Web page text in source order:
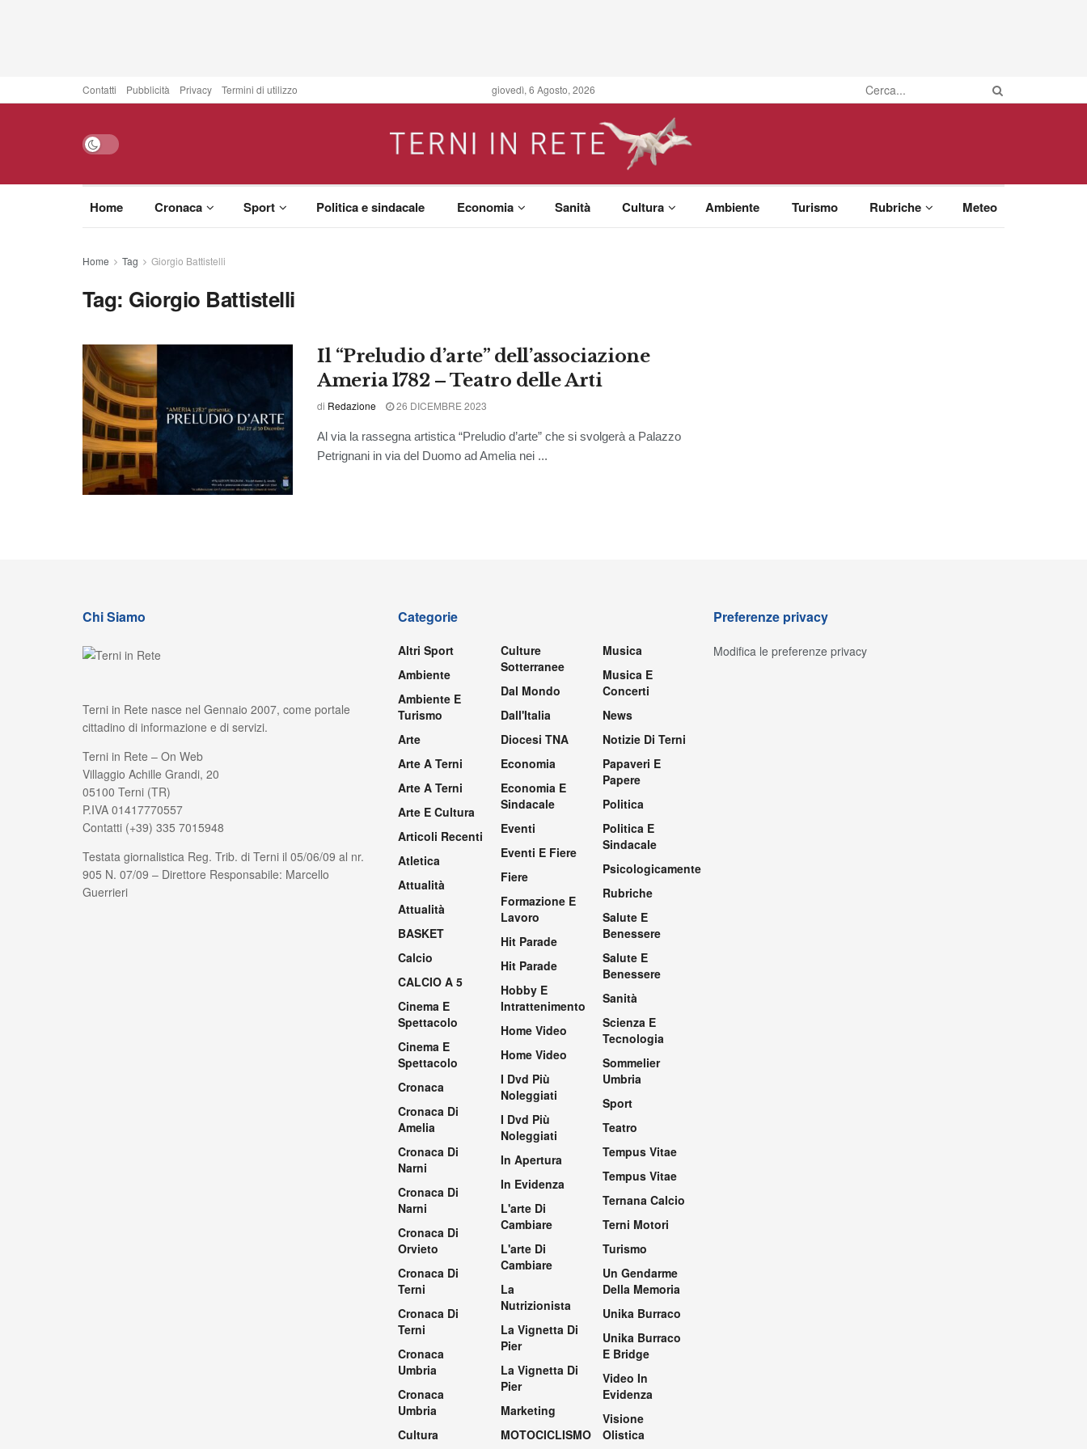
Contatti Pubblicità Privacy Termini di utilizzo giovedì, 6 Agosto, 2026
Home Cronaca Sport Politica e sindacale Economia Sanità Cultura Ambiente Turismo Rubriche Meteo
Home Tag Giorgio Battistelli
Tag: Giorgio Battistelli
Il “Preludio d’arte” dell’associazione
Ameria 1782 – Teatro delle Arti
di Redazione 26 DICEMBRE 2023
Al via la rassegna artistica “Preludio d’arte” che si svolgerà a Palazzo
Petrignani in via del Duomo ad Amelia nei ...
Chi Siamo
Terni in Rete nasce nel Gennaio 2007, come portale
cittadino di informazione e di servizi.
Terni in Rete – On Web
Villaggio Achille Grandi, 20
05100 Terni (TR)
P.IVA 01417770557
Contatti (+39) 335 7015948
Testata giornalistica Reg. Trib. di Terni il 05/06/09 al nr.
905 N. 07/09 – Direttore Responsabile: Marcello
Guerrieri
Categorie
Altri Sport
Ambiente
Ambiente E
Turismo
Arte
Arte A Terni
Arte A Terni
Arte E Cultura
Articoli Recenti
Atletica
Attualità
Attualità
BASKET
Calcio
CALCIO A 5
Cinema E
Spettacolo
Cinema E
Spettacolo
Cronaca
Cronaca Di
Amelia
Cronaca Di
Narni
Cronaca Di
Narni
Cronaca Di
Orvieto
Cronaca Di
Terni
Cronaca Di
Terni
Cronaca
Umbria
Cronaca
Umbria
Cultura
Culture
Sotterranee
Dal Mondo
Dall'Italia
Diocesi TNA
Economia
Economia E
Sindacale
Eventi
Eventi E Fiere
Fiere
Formazione E
Lavoro
Hit Parade
Hit Parade
Hobby E
Intrattenimento
Home Video
Home Video
I Dvd Più
Noleggiati
I Dvd Più
Noleggiati
In Apertura
In Evidenza
L'arte Di
Cambiare
L'arte Di
Cambiare
La
Nutrizionista
La Vignetta Di
Pier
La Vignetta Di
Pier
Marketing
MOTOCICLISMO
Musica
Musica E
Concerti
News
Notizie Di Terni
Papaveri E
Papere
Politica
Politica E
Sindacale
Psicologicamente
Rubriche
Salute E
Benessere
Salute E
Benessere
Sanità
Scienza E
Tecnologia
Sommelier
Umbria
Sport
Teatro
Tempus Vitae
Tempus Vitae
Ternana Calcio
Terni Motori
Turismo
Un Gendarme
Della Memoria
Unika Burraco
Unika Burraco
E Bridge
Video In
Evidenza
Visione
Olistica
Preferenze privacy
Modifica le preferenze privacy